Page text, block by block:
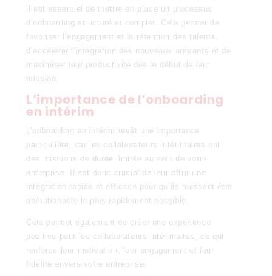
il est essentiel de mettre en place un processus
d’onboarding structuré et complet. Cela permet de
favoriser l’engagement et la rétention des talents,
d’accélérer l’intégration des nouveaux arrivants et de
maximiser leur productivité dès le début de leur
mission.
L’importance de l’onboarding
en intérim
L’onboarding en intérim revêt une importance
particulière, car les collaborateurs intérimaires ont
des missions de durée limitée au sein de votre
entreprise. Il est donc crucial de leur offrir une
intégration rapide et efficace pour qu’ils puissent être
opérationnels le plus rapidement possible.
Cela permet également de créer une expérience
positive pour les collaborateurs intérimaires, ce qui
renforce leur motivation, leur engagement et leur
fidélité envers votre entreprise.